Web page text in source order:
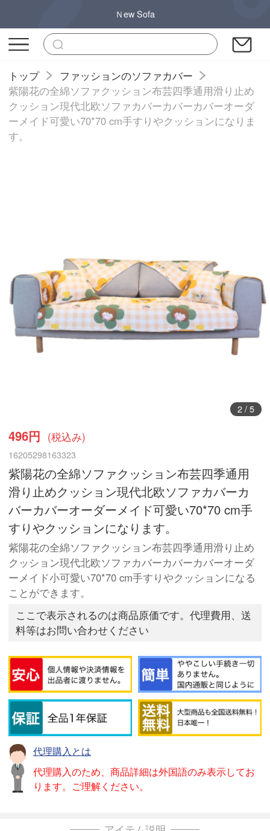
Ｎew Sofa
トップ
ファッションのソファカバー
紫陽花の全綿ソファクッション布芸四季通用滑り止め
クッション現代北欧ソファカバーカバーカバーオーダ
ーメイド可愛い70*70 cm手すりやクッションになりま
す。
3/ 5
496円 (税込み)
16205298163323
紫陽花の全綿ソファクッション布芸四季通用
滑り止めクッション現代北欧ソファカバーカ
バーカバーオーダーメイド可愛い70*70 cm手
すりやクッションになります。
紫陽花の全綿ソファクッション布芸四季通用滑り止め
クッション現代北欧ソファカバーカバーカバーオーダ
ーメイド小可愛い70*70 cm手すりやクッションになる
ことができます。
ここで表示されるのは商品原価です。代理費用、送
料等はお問い合わせください
代理購入とは
代理購入のため、商品詳細は外国語のみ表示してお
ります。ご理解ください。